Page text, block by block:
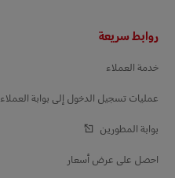
روابط سريعة
خدمة العملاء
عمليات تسجيل الدخول إلى بوابة العملاء
بوابة المطورين
احصل على عرض أسعار